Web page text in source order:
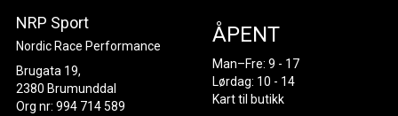
NRP Sport
Nordic Race Performance
Brugata 19,
2380 Brumunddal
Org nr: 994 714 589
ÅPENT
Man–Fre: 9 - 17
Lørdag: 10 - 14
Kart til butikk